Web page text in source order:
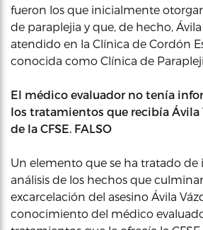
fueron los que inicialmente
de paraplejia y que, de hecho,
atendido en la Clínica de Cordón
conocida como Clínica de
El médico evaluador no tenía
los tratamientos que recibía Ávila
de la CFSE. FALSO
Un elemento que se ha tratado de
análisis de los hechos que
excarcelación del asesino Ávila
conocimiento del médico